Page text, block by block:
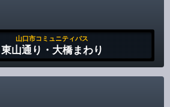
山口市コミュニティバス
東山通り・大橋まわり